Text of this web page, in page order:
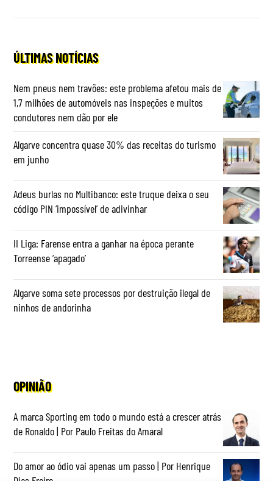
ÚLTIMAS NOTÍCIAS
Nem pneus nem travões: este problema afetou mais de
1,7 milhões de automóveis nas inspeções e muitos
condutores nem dão por ele
Algarve concentra quase 30% das receitas do turismo
em junho
Adeus burlas no Multibanco: este truque deixa o seu
código PIN ‘impossível’ de adivinhar
II Liga: Farense entra a ganhar na época perante
Torreense ‘apagado’
Algarve soma sete processos por destruição ilegal de
ninhos de andorinha
OPINIÃO
A marca Sporting em todo o mundo está a crescer atrás
de Ronaldo | Por Paulo Freitas do Amaral
Do amor ao ódio vai apenas um passo | Por Henrique